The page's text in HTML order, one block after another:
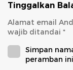
Tinggalkan
Alamat email
wajib ditandai *
Simpan
peramban